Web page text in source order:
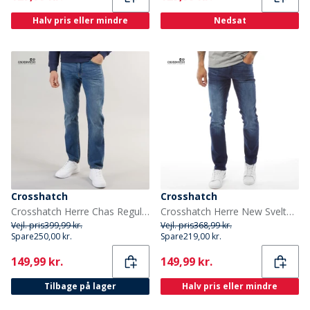
Halv pris eller mindre Nedsat
Crosshatch
Crosshatch Herre Chas Regular Fit Jeans Medium Vask
Vejl. pris399,99 kr.
Spare250,00 kr.
Current
149,99 kr.
Tilbage på lager
Crosshatch
Crosshatch Herre New Svelte Skinny Jeans Mørkvasket Denim
Vejl. pris368,99 kr.
Spare219,00 kr.
Current
149,99 kr.
Halv pris eller mindre